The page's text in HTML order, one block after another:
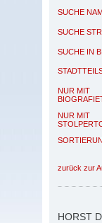
SUCHE
SUCHE
SUCHE IN
NUR MIT
NUR MIT
zurück zur
HORST